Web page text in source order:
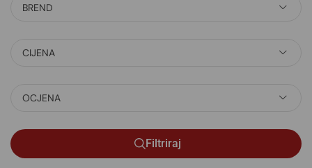
BREND
CIJENA
OCJENA
Filtriraj